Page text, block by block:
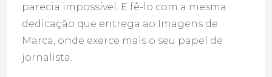
parecia impossível. E fê-lo com a mesma
dedicação que entrega ao Imagens de
Marca, onde exerce mais o seu papel de
jornalista.